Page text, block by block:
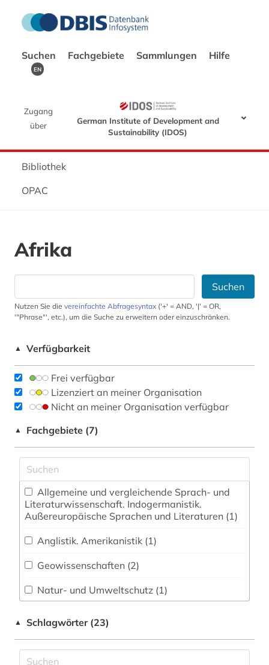
Suchen Fachgebiete Sammlungen Hilfe
EN
Zugang
über
German Institute of Development and
Sustainability (IDOS)
Bibliothek
OPAC
Afrika
Suchen
Nutzen Sie die vereinfachte Abfragesyntax ('+' = AND, '|' = OR,
'"Phrase"', etc.), um die Suche zu erweitern oder einzuschränken.
▲ Verfügbarkeit
Frei verfügbar
Lizenziert an meiner Organisation
Nicht an meiner Organisation verfügbar
▲ Fachgebiete (7)
Literaturwissenschaft. Indogermanistik.
Außereuropäische Sprachen und Literaturen (1)
Anglistik. Amerikanistik (1)
Geowissenschaften (2)
Natur- und Umweltschutz (1)
Soziologie (1)
▲ Schlagwörter (23)